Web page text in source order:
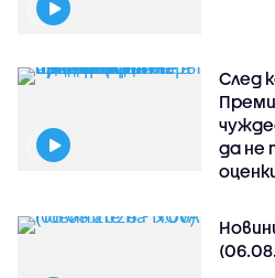
След
да не